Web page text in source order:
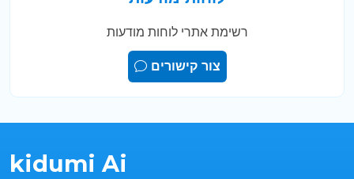
רשימת אתרי לוחות מודעות
צור קישורים
kidumi Ai